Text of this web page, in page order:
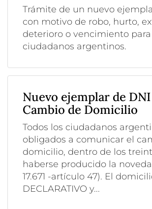
Trámite de un nuevo
con motivo de robo, hurto,
deterioro o vencimiento para
ciudadanos argentinos.
Nuevo ejemplar de
Cambio de Domicilio
Todos los ciudadanos
obligados a comunicar el
domicilio, dentro de los
haberse producido la
17.671 -artículo 47). El
DECLARATIVO y...